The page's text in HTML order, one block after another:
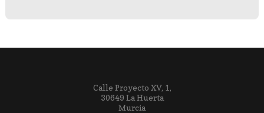
Calle Proyecto XV, 1,
30649 La Huerta
Murcia